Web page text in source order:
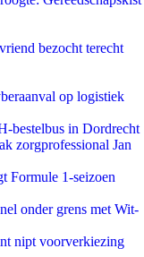
bezocht terecht
op logistiek
bestelbus in Dordrecht
zorgprofessional Jan
Formule 1-seizoen
onder grens met Wit-
nipt voorverkiezing